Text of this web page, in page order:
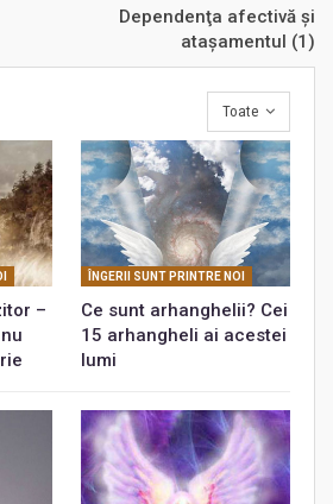
Dependenţa afectivă şi
ataşamentul (1)
Toate
–
ÎNGERII SUNT PRINTRE NOI
Ce sunt arhanghelii? Cei
15 arhangheli ai acestei
lumi